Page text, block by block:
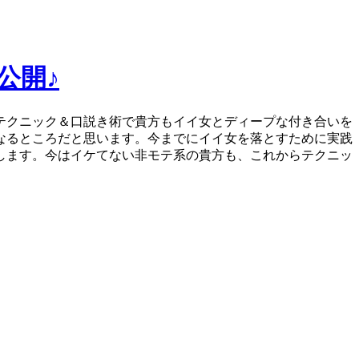
開♪
ニック＆口説き術で貴方もイイ女とディープな付き合いを
ところだと思います。今までにイイ女を落とすために実践
す。今はイケてない非モテ系の貴方も、これからテクニッ